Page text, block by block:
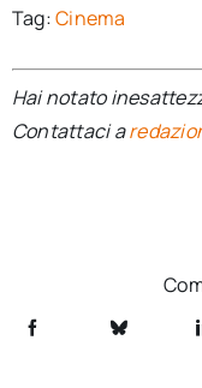
Tag:Cinema
Hai notato
Contattaci a